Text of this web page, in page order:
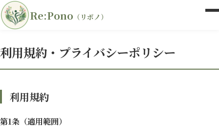
Re:Pono （リポノ）
利用規約・プライバシーポリシー
利用規約
第1条（適用範囲）